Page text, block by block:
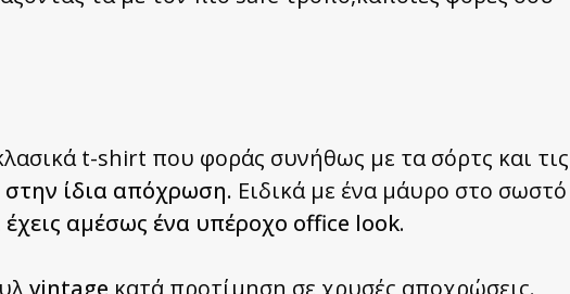
t-shirt που φοράς συνήθως με τα σόρτς και τις
στην ίδια απόχρωση. Ειδικά με ένα μάυρο στο σωστό
έχεις αμέσως ένα υπέροχο office look.